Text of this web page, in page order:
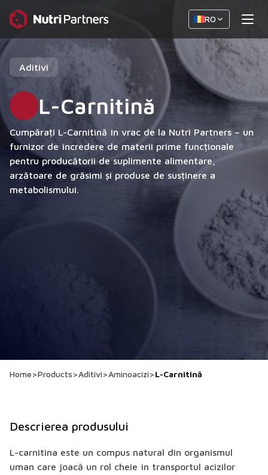
RO
Aditivi
L-Carnitină
Cumpărați L-Carnitină în vrac de la Nutri Partners – un
furnizor de încredere de materii prime funcționale
pentru producătorii de suplimente alimentare,
arzătoare de grăsimi și produse de susținere a
metabolismului.
Home>Products>Aditivi>Aminoacizi>L-Carnitină
Descrierea produsului
L-carnitina este un compus natural din organismul
uman care joacă un rol cheie în transportul acizilor